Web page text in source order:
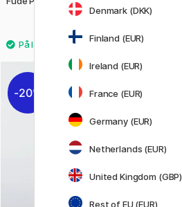
95 KR
4
20%
Denmark (DKK)
Finland (EUR)
Ireland (EUR)
France (EUR)
Germany (EUR)
Netherlands (EUR)
United Kingdom (GBP)
Rest of EU (EUR)